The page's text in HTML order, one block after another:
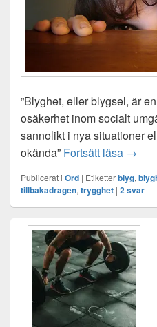
”Blyghet, eller blygsel, är
osäkerhet inom socialt
sannolikt i nya situationer
okända” Fortsätt läsa →
Publicerat i Ord | Etiketterblyg,
tillbakadragen, trygghet | 2 svar
Primära
sidofältet
Widget
område